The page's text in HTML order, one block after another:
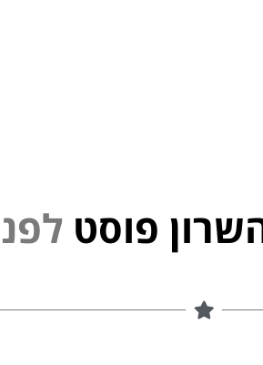
פוסט